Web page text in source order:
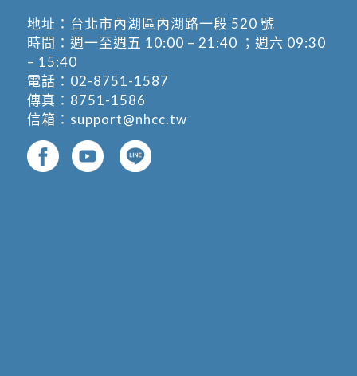
地址： 台北市內湖區內湖路一段 520 號
時間：週一至週五 10:00 – 21:40 ；週六 09:30
– 15:40
電話： 02-8751-1587
傳真：8751-1586
信箱： support@nhcc.tw